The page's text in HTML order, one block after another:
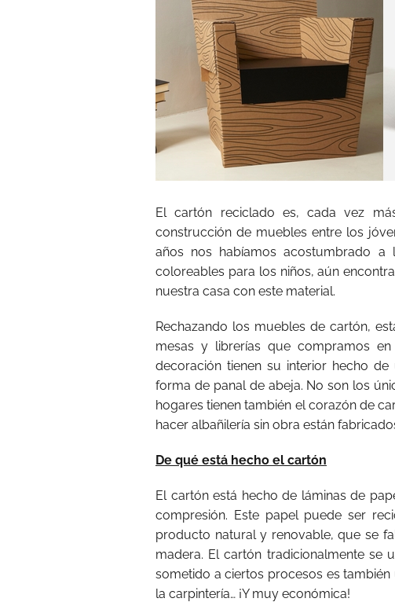
El cartón reciclado es, cada vez
construcción de muebles entre los
años nos habíamos acostumbrado
coloreables para los niños, aún
nuestra casa con este material.
Rechazando los muebles de cartón,
mesas y librerías que compramos
decoración tienen su interior hecho
forma de panal de abeja. No son los
hogares tienen también el corazón de
hacer albañilería sin obra están
De qué está hecho el cartón
El cartón está hecho de láminas de
compresión. Este papel puede ser
producto natural y renovable, que se
madera. El cartón tradicionalmente se
sometido a ciertos procesos es
la carpintería… ¡Y muy económica!